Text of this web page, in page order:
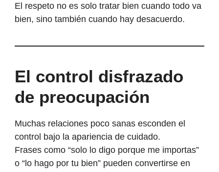
El respeto no es solo tratar bien cuando todo va
bien, sino también cuando hay desacuerdo.
El control disfrazado
de preocupación
Muchas relaciones poco sanas esconden el
control bajo la apariencia de cuidado.
Frases como “solo lo digo porque me importas”
o “lo hago por tu bien” pueden convertirse en